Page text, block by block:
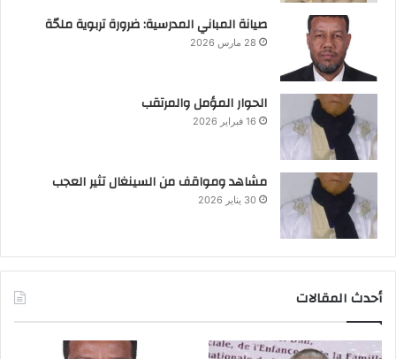
صيانة المباني المدرسية: ضرورة تربوية ملحّة
28 مارس 2026
الحوار المؤمل والمرتقب
16 فبراير 2026
مشاهد ومواقف من السينغال تثير العجب
30 يناير 2026
أحدث المقالات